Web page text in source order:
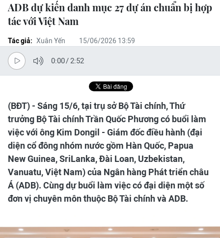
ADB dự kiến danh mục 27 dự án chuẩn bị hợp
tác với Việt Nam
Tác giả: Xuân Yến 15/06/2026 13:59
0:00/2:52
(BĐT) - Sáng 15/6, tại trụ sở Bộ Tài chính, Thứ
trưởng Bộ Tài chính Trần Quốc Phương có buổi làm
việc với ông Kim Dongil - Giám đốc điều hành (đại
diện cổ đông nhóm nước gồm Hàn Quốc, Papua
New Guinea, SriLanka, Đài Loan, Uzbekistan,
Vanuatu, Việt Nam) của Ngân hàng Phát triển châu
Á (ADB). Cùng dự buổi làm việc có đại diện một số
đơn vị chuyên môn thuộc Bộ Tài chính và ADB.